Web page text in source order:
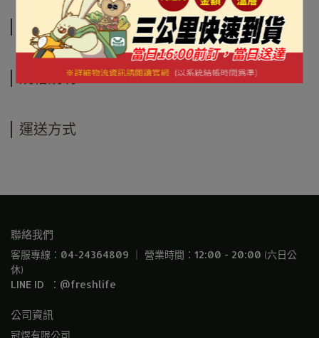
商品介紹
規格說明
運送方式
聯絡我們
客服專線：04-24364809 ｜ 營業時間：12:00 - 20:00 (六日公
休)
LINE ID  ：@freshlife
公司資訊
冠煜有限公司